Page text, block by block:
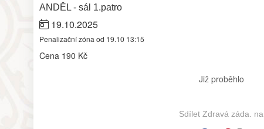
ANDĚL - sál 1.patro
19.10.2025
Penalizační zóna od 19.10 13:15
Cena 190 Kč
Již proběhlo
Sdílet Zdravá záda. na